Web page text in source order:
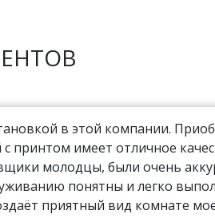
в этой компании.
принтом имеет отличное
молодцы, были очень
понятны и легко
приятный вид комнате